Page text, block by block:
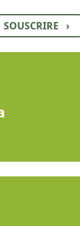
SOUSCRIRE ›